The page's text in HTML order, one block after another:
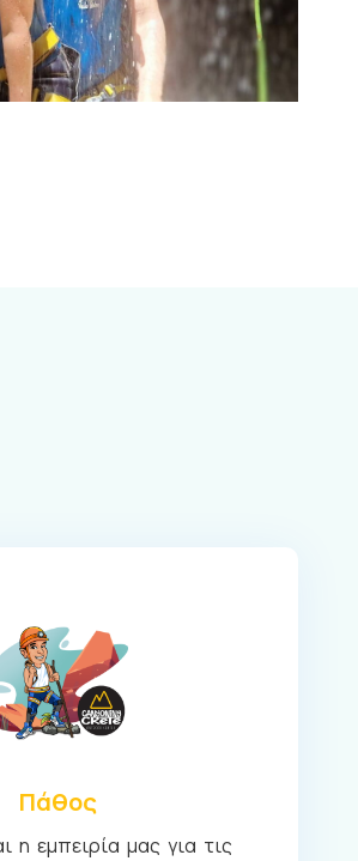
Πάθος
η εμπειρία μας για τις